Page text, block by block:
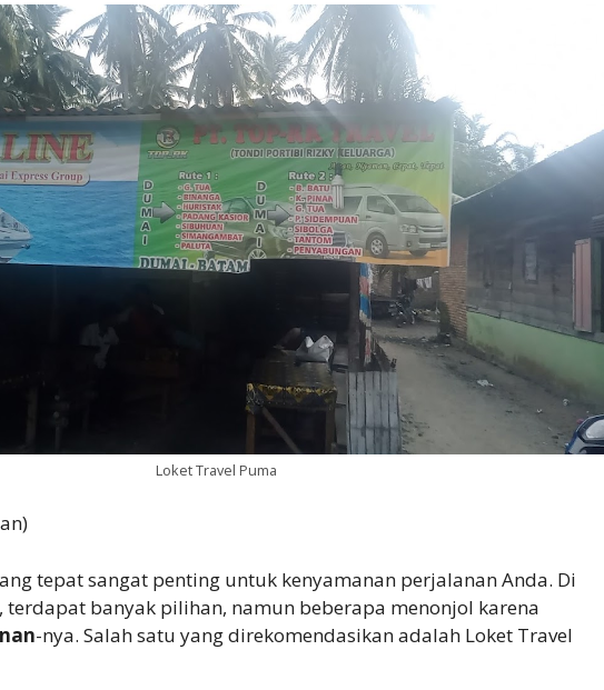
Loket Travel Puma
tepat sangat penting untuk kenyamanan perjalanan Anda. Di
terdapat banyak pilihan, namun beberapa menonjol karena
-nya. Salah satu yang direkomendasikan adalah Loket Travel